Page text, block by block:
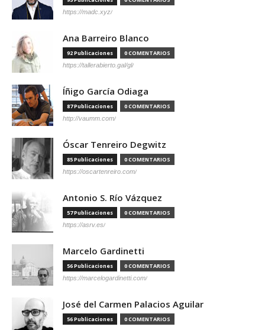
https://madc.xyz/
Ana Barreiro Blanco
92 Publicaciones 0 COMENTARIOS
https://tallerabierto.gal/gl/
Íñigo García Odiaga
87 Publicaciones 0 COMENTARIOS
http://vaumm.com/
Óscar Tenreiro Degwitz
85 Publicaciones 0 COMENTARIOS
https://oscartenreiro.com/
Antonio S. Río Vázquez
57 Publicaciones 0 COMENTARIOS
https://asrv.es/
Marcelo Gardinetti
56 Publicaciones 0 COMENTARIOS
https://marcelogardinetti.com/
José del Carmen Palacios Aguilar
56 Publicaciones 0 COMENTARIOS